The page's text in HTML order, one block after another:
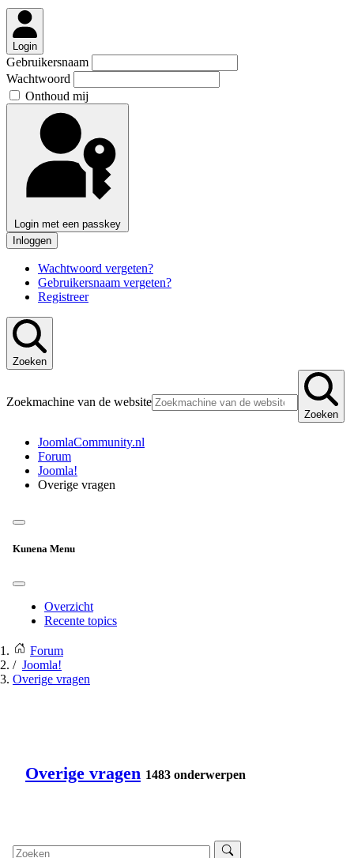
Login
Gebruikersnaam
Wachtwoord
Onthoud mij
Login met een passkey
Inloggen
Wachtwoord vergeten?
Gebruikersnaam vergeten?
Registreer
Zoeken
Zoekmachine van de website
Zoeken
JoomlaCommunity.nl
Forum
Joomla!
Overige vragen
Kunena Menu
Overzicht
Recente topics
Forum
Joomla!
Overige vragen
Overige vragen 1483 onderwerpen